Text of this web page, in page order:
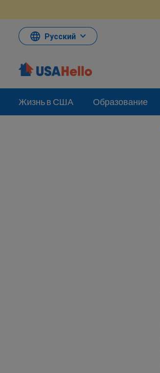
материалам
Русский
Жизнь в США Образование